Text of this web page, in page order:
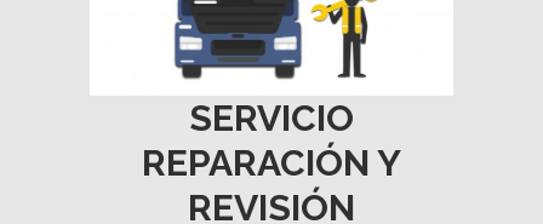
SERVICIO
REPARACIÓN Y
REVISIÓN